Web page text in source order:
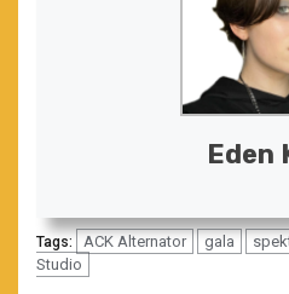
Eden
Tags: ACK Alternator gala
Studio